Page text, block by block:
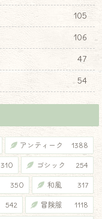
105
106
47
54
アンティーク 1388
310 ゴシック 254
350 和風 317
542 冒険服 1118